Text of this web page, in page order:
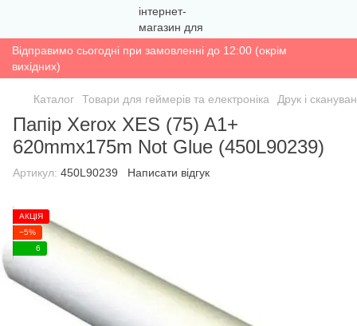
Відправимо сьогодні при замовленні до 12:00 (окрім
вихідних)
Каталог Товари для геймерів та електроніка Друк і
Папір Xerox XES (75) A1+
620mmx175m Not Glue (450L90239)
Артикул: 450L90239 Написати відгук
АКЦІЯ
−5%
6